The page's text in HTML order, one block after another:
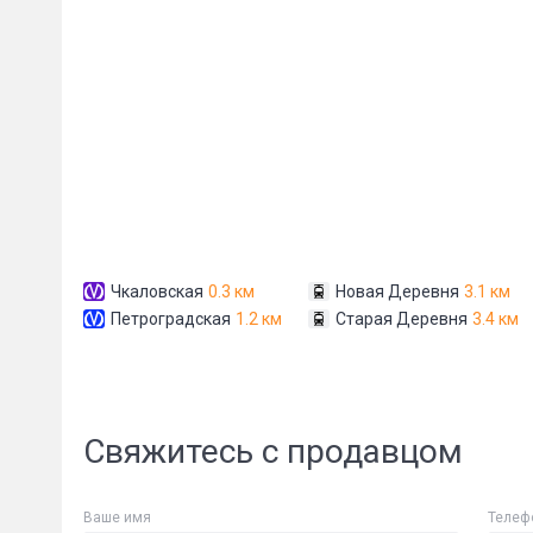
Чкаловская 0.3 км
Петроградская 1.2 км
Новая Деревня 3.1 км
Старая Деревня 3.4 км
Свяжитесь с продавцом
Ваше имя